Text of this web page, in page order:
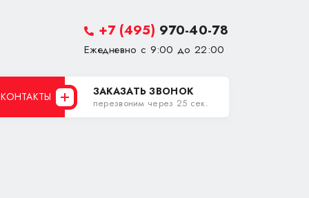
+7 (495) 970-40-78
Ежедневно с 9:00 до 22:00
КОНТАКТЫ ЗАКАЗАТЬ ЗВОНОК
перезвоним через 25 сек.